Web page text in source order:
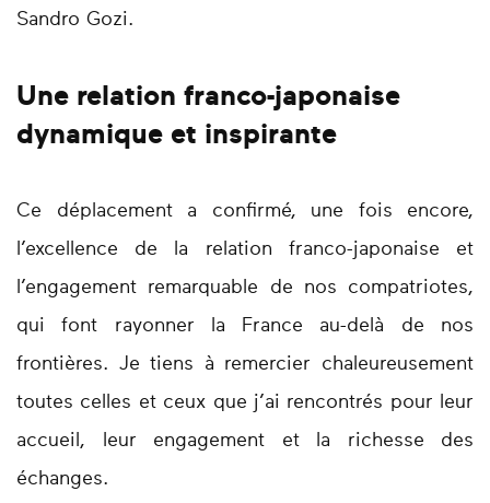
Sandro Gozi.
Une relation franco-japonaise
dynamique et inspirante
Ce déplacement a confirmé, une fois encore,
l’excellence de la relation franco-japonaise et
l’engagement remarquable de nos compatriotes,
qui font rayonner la France au-delà de nos
frontières. Je tiens à remercier chaleureusement
toutes celles et ceux que j’ai rencontrés pour leur
accueil, leur engagement et la richesse des
échanges.